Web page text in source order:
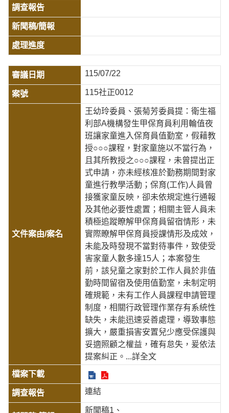
115/07/22
115社正0012
王幼玲委員、張菊芳委員提：衛生福
利部A機構發生甲保育員利用輪值夜
班讓家童進入保育員值勤室，假藉教
授○○○課程，對家童施以不當行為，
且其所教授之○○○課程，未曾提出正
式申請，亦未經核准於勤務期間對家
童進行教學活動；保育(工作)人員曾
接獲家童反映，卻未依規定進行通報
及其他必要性處置；相關主管人員未
積極追蹤瞭解甲保育員留宿情形，未
實際瞭解甲保育員授課情形及成效，
未能及時發現不當對待事件，致使受
害家童人數多達15人；本案發生
前，該兒童之家對於工作人員於非值
勤時間留宿及使用值勤室，未制定明
確規範，未有工作人員課程申請管理
制度，相關行政管理作業存有系統性
缺失，未能迅速妥善處理，導致事態
擴大，嚴重損害安置兒少應受保護與
妥適照顧之權益，確有怠失，爰依法
提案糾正。 ...詳全文
連結
新聞稿1